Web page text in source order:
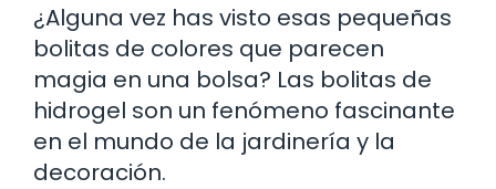
¿Alguna vez has visto esas pequeñas
bolitas de colores que parecen
magia en una bolsa? Las bolitas de
hidrogel son un fenómeno fascinante
en el mundo de la jardinería y la
decoración.